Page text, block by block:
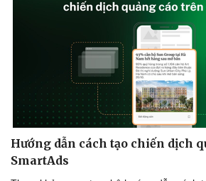
Hướng dẫn cách tạo chiến dịch
SmartAds